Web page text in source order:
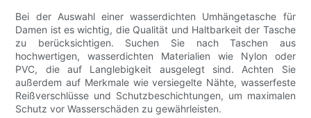
Bei der Auswahl einer wasserdichten Umhängetasche für
Damen ist es wichtig, die Qualität und Haltbarkeit der Tasche
zu berücksichtigen. Suchen Sie nach Taschen aus
hochwertigen, wasserdichten Materialien wie Nylon oder
PVC, die auf Langlebigkeit ausgelegt sind. Achten Sie
außerdem auf Merkmale wie versiegelte Nähte, wasserfeste
Reißverschlüsse und Schutzbeschichtungen, um maximalen
Schutz vor Wasserschäden zu gewährleisten.